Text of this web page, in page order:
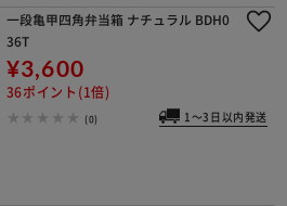
一段亀甲四角弁当箱 ナチュラル BDH0
36T
¥3,600
36ポイント(1倍)
(0) 1～3日以内発送